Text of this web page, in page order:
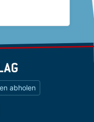
abholen